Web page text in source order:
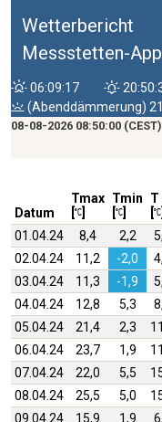
Wetterbericht
Messstetten-
06:09:17
(Abenddämmerung)
08-08-2026 08:50:00 (CEST)
Datum
Tmax Tmin
T
01.04.24 8,4 2,2
02.04.24
11,2 -2,0
03.04.24
11,3 -1,9
04.04.24
12,8 5,3
05.04.24
21,4 2,3
06.04.24
23,7 1,9
07.04.24
22,0 5,5
08.04.24
25,5 5,0
09.04.24
15,9 1,9